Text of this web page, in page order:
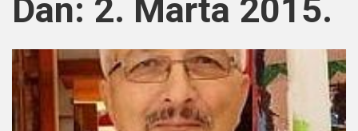
Dan: 2. Marta 2015.